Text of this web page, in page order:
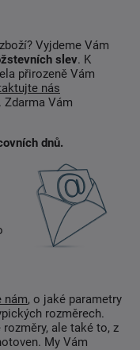
Vyjdeme Vám
slev. K
přirozeně Vám
nás
Vám
dnů.
nám, o jaké parametry
rozměrech.
ale také to, z
My Vám